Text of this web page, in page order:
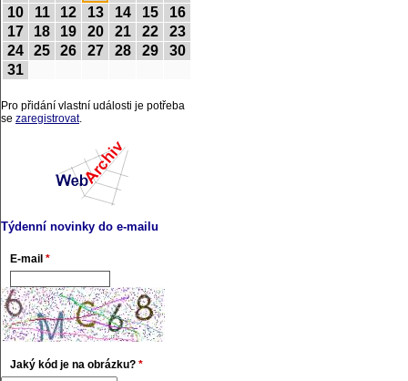
10
11 12 13 14 15
16
17
18 19 20 21 22
23
24
25 26 27 28 29
30
31
Pro přidání vlastní události je potřeba
se zaregistrovat.
Týdenní novinky do e-mailu
E-mail *
Jaký kód je na obrázku? *